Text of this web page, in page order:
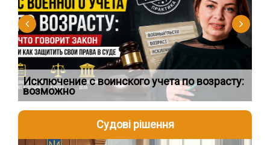
Исключение с воинского учета по возрасту:
возможно
Судові рішення